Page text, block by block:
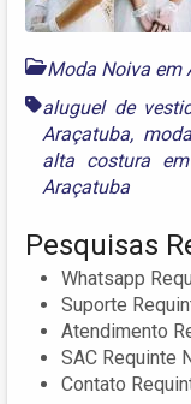
Moda Noiva em
aluguel de
Araçatuba,
alta costura
Araçatuba
Pesquisas
Whatsapp
Suporte
Atendimento
SAC Requinte
Contato